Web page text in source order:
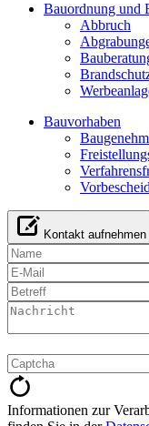
Bauordnung und
Abbruch
Bauvorhaben
Kontakt aufnehmen
Informationen zur